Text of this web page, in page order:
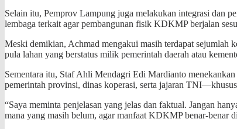
Selain itu, Pemprov Lampung juga melakukan integrasi dan
lembaga terkait agar pembangunan fisik KDKMP berjalan
Meski demikian, Achmad mengakui masih terdapat sejumlah
pula lahan yang berstatus milik pemerintah daerah atau
Sementara itu, Staf Ahli Mendagri Edi Mardianto
pemerintah provinsi, dinas koperasi, serta jajaran
“Saya meminta penjelasan yang jelas dan faktual. Jangan
mana yang masih belum, agar manfaat KDKMP benar-benar